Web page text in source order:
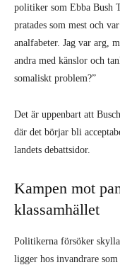
politiker som Ebba Bush
pratades som mest och
analfabeter. Jag var arg,
andra med känslor och
somaliskt problem?”
Det är uppenbart att
där det börjar bli
landets debattsidor.
Kampen mot
klassamhället
Politikerna försöker
ligger hos invandrare